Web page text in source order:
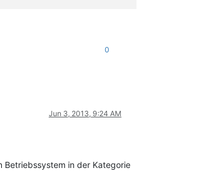
0
Jun 3, 2013, 9:24 AM
Betriebssystem in der Kategorie